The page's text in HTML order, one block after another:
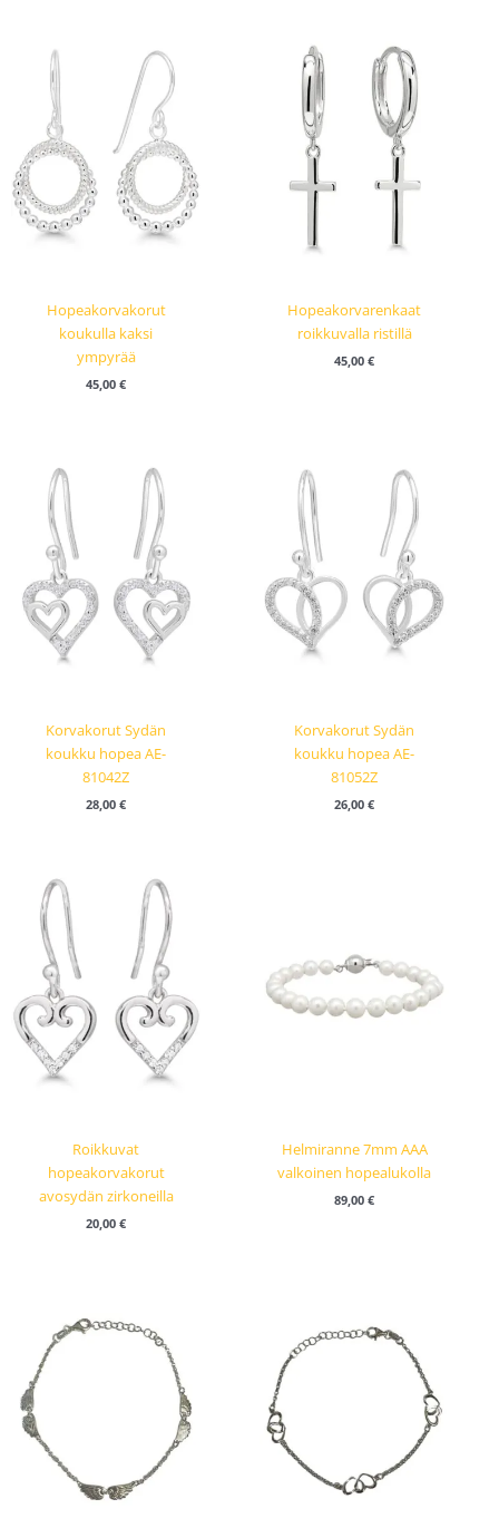
Hopeakorvakorut
koukulla kaksi
ympyrää
45,00 €
Hopeakorvarenkaat
roikkuvalla ristillä
45,00 €
Korvakorut Sydän
koukku hopea AE-
81042Z
28,00 €
Korvakorut Sydän
koukku hopea AE-
81052Z
26,00 €
Roikkuvat
hopeakorvakorut
avosydän zirkoneilla
20,00 €
Helmiranne 7mm AAA
valkoinen hopealukolla
89,00 €